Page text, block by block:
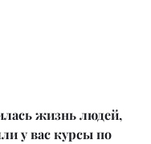
жизнь людей,
у вас курсы по